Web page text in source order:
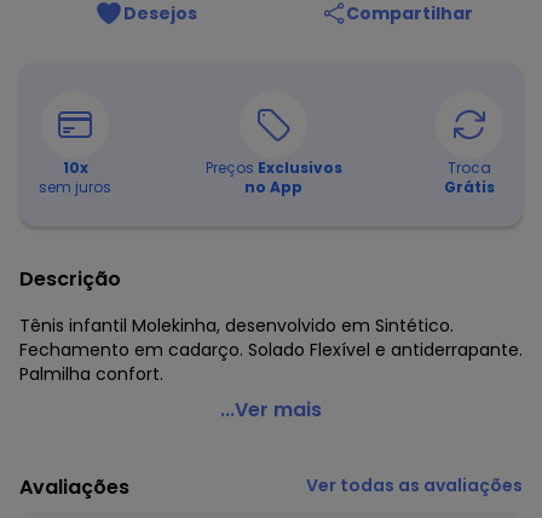
Desejos Compartilhar
10x
sem juros
Preços Exclusivos
no App
Troca
Grátis
Descrição
Tênis infantil Molekinha, desenvolvido em Sintético.
Fechamento em cadarço. Solado Flexível e antiderrapante.
Palmilha confort.
Molekinha - Tênis Molekinha Branca em Sintético
Observação: Palmilha confort
Material: Sintético
...Ver mais
Avaliações Ver todas as avaliações